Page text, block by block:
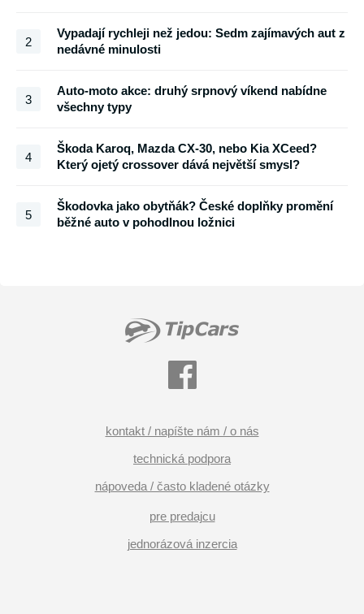
2
Vypadají rychleji než jedou: Sedm zajímavých aut z
nedávné minulosti
3
Auto-moto akce: druhý srpnový víkend nabídne
všechny typy
4
Škoda Karoq, Mazda CX-30, nebo Kia XCeed?
Který ojetý crossover dává největší smysl?
5
Škodovka jako obytňák? České doplňky promění
běžné auto v pohodlnou ložnici
kontakt / napíšte nám / o nás
technická podpora
nápoveda / často kladené otázky
pre predajcu
jednorázová inzercia